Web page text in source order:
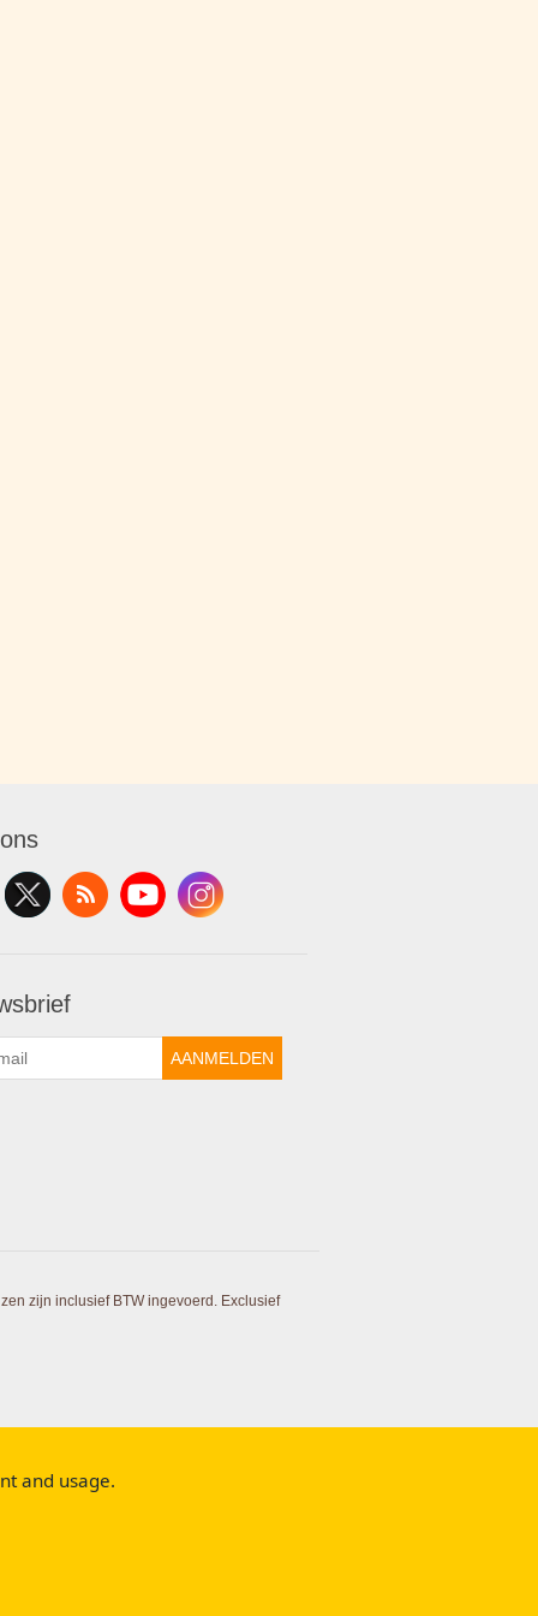
AANMELDEN
zijn inclusief BTW ingevoerd. Exclusief
and usage.